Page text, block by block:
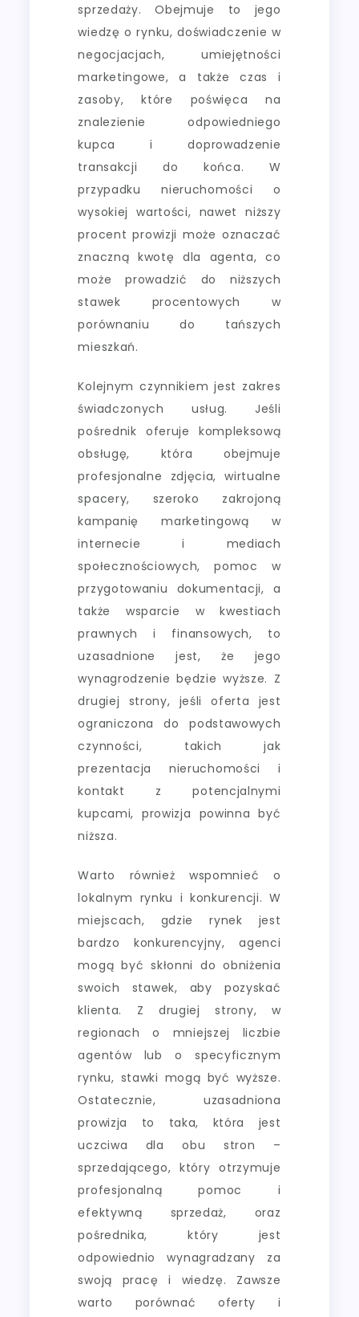
sprzedaży. Obejmuje to jego
wiedzę o rynku, doświadczenie w
negocjacjach, umiejętności
marketingowe, a także czas i
zasoby, które poświęca na
znalezienie odpowiedniego
kupca i doprowadzenie
transakcji do końca. W
przypadku nieruchomości o
wysokiej wartości, nawet niższy
procent prowizji może oznaczać
znaczną kwotę dla agenta, co
może prowadzić do niższych
stawek procentowych w
porównaniu do tańszych
mieszkań.
Kolejnym czynnikiem jest zakres
świadczonych usług. Jeśli
pośrednik oferuje kompleksową
obsługę, która obejmuje
profesjonalne zdjęcia, wirtualne
spacery, szeroko zakrojoną
kampanię marketingową w
internecie i mediach
społecznościowych, pomoc w
przygotowaniu dokumentacji, a
także wsparcie w kwestiach
prawnych i finansowych, to
uzasadnione jest, że jego
wynagrodzenie będzie wyższe. Z
drugiej strony, jeśli oferta jest
ograniczona do podstawowych
czynności, takich jak
prezentacja nieruchomości i
kontakt z potencjalnymi
kupcami, prowizja powinna być
niższa.
Warto również wspomnieć o
lokalnym rynku i konkurencji. W
miejscach, gdzie rynek jest
bardzo konkurencyjny, agenci
mogą być skłonni do obniżenia
swoich stawek, aby pozyskać
klienta. Z drugiej strony, w
regionach o mniejszej liczbie
agentów lub o specyficznym
rynku, stawki mogą być wyższe.
Ostatecznie, uzasadniona
prowizja to taka, która jest
uczciwa dla obu stron –
sprzedającego, który otrzymuje
profesjonalną pomoc i
efektywną sprzedaż, oraz
pośrednika, który jest
odpowiednio wynagradzany za
swoją pracę i wiedzę. Zawsze
warto porównać oferty i